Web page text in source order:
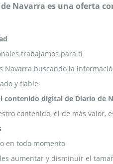
Navarra es una oferta
trabajamos para ti
Navarra buscando la
y fiable
contenido digital de Diario de
contenido, el de más valor,
en todo momento
aumentar y disminuir el